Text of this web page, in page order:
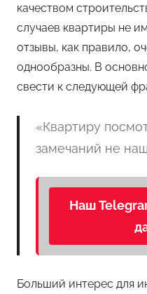
качеством
случаев квартиры не
отзывы, как правило,
однообразны. В
свести к следующей
«Квартиру
замечаний не
Наш
Больший интерес для